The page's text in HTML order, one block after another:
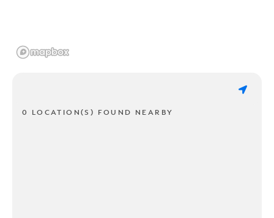
0 LOCATION(S) FOUND NEARBY